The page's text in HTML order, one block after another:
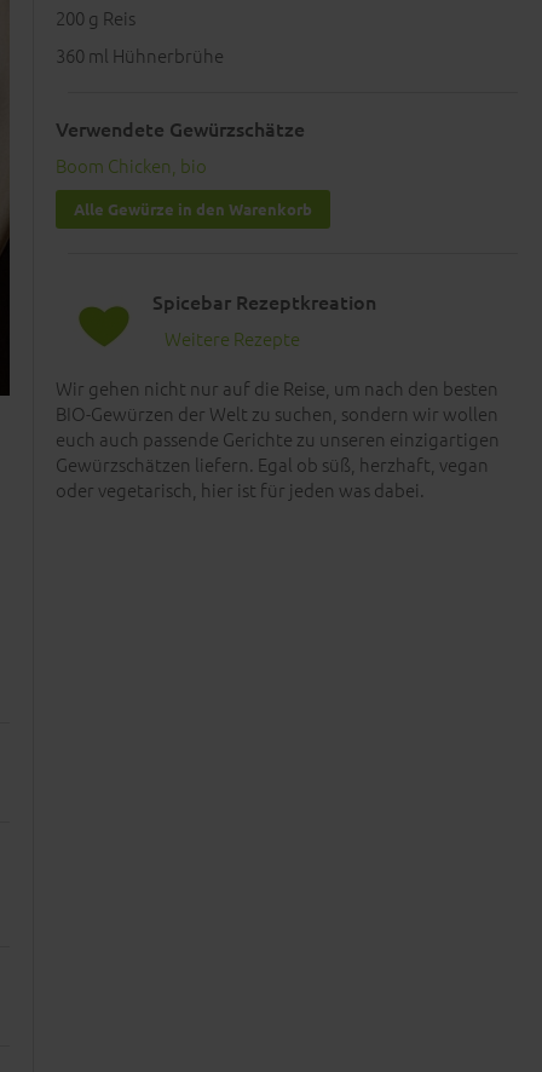
200 g Reis
360 ml Hühnerbrühe
Verwendete Gewürzschätze
Boom Chicken, bio
Alle Gewürze in den Warenkorb
Spicebar Rezeptkreation
Weitere Rezepte
Wir gehen nicht nur auf die Reise, um nach den besten
BIO-Gewürzen der Welt zu suchen, sondern wir wollen
euch auch passende Gerichte zu unseren einzigartigen
Gewürzschätzen liefern. Egal ob süß, herzhaft, vegan
oder vegetarisch, hier ist für jeden was dabei.